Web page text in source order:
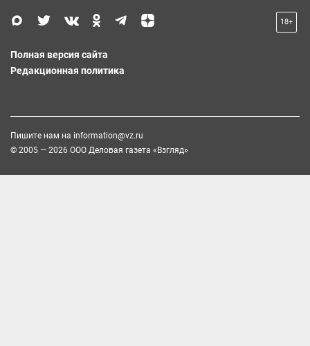
18+
Полная версия сайта
Редакционная политика
Пишите нам на information@vz.ru
© 2005 — 2026 ООО Деловая газета «Взгляд»